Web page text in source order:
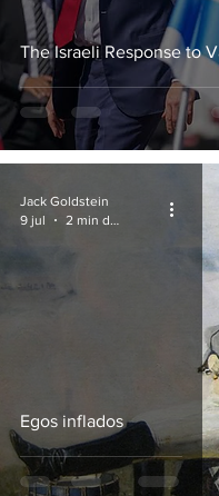
The Israeli Response to
Egos inflados
Jack Goldstein
9 jul